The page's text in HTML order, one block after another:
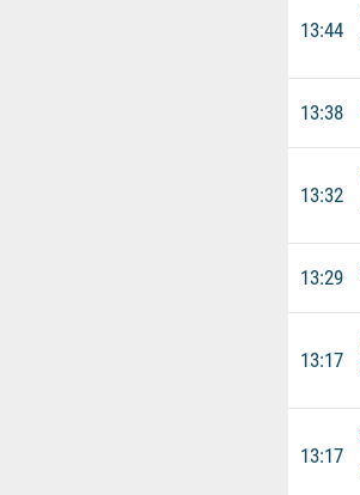
13:44
13:38
13:32
13:29
13:17
13:17